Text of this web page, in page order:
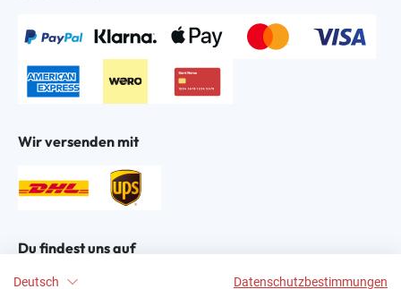
Deutsch Datenschutzbestimmungen
Wir versenden mit
Du findest uns auf